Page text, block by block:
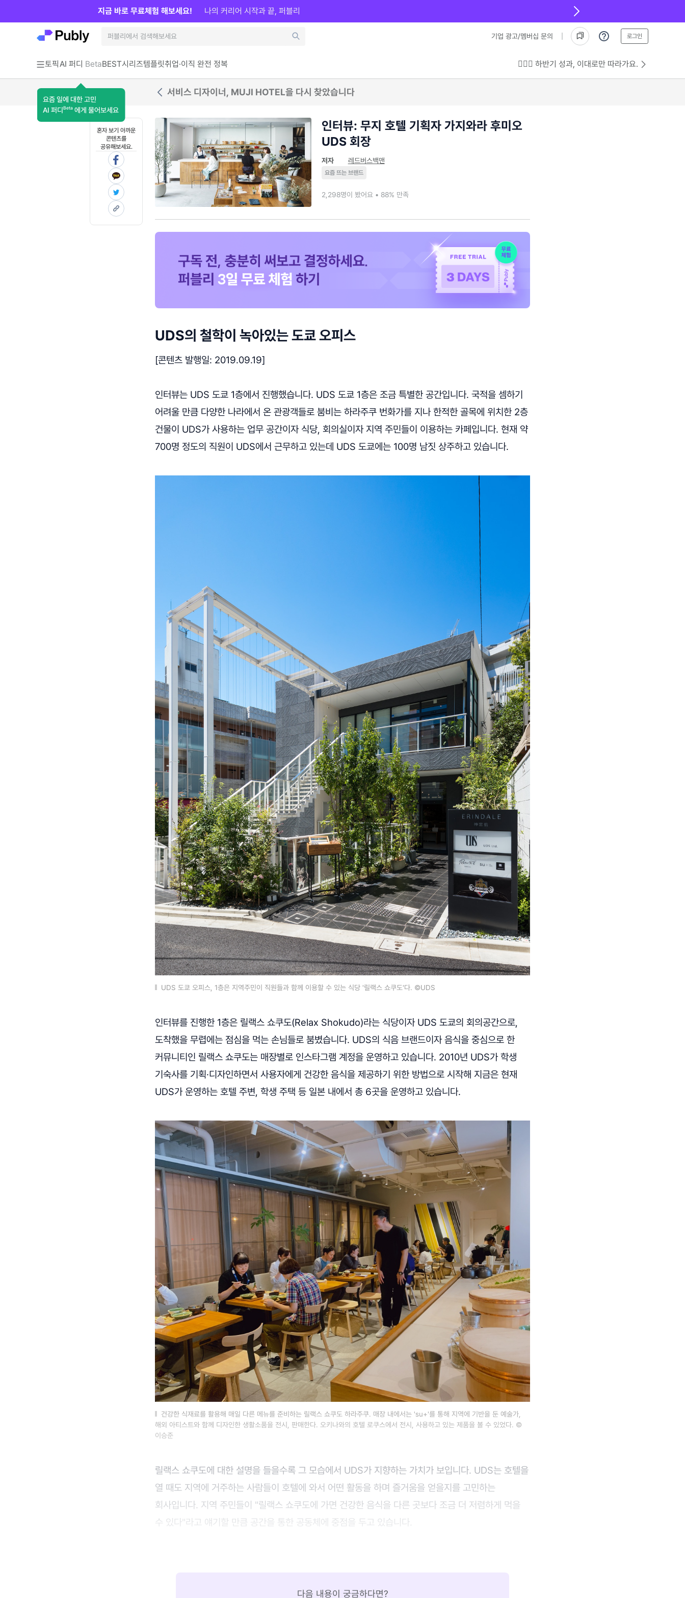
기업 광고/멤버십 문의 로그인
토픽AI 퍼디 Beta
요즘 일에 대한 고민
AI 퍼디 Beta 에게 물어보세요
BEST시리즈템플릿취업·이직 완전 정복 💁🏻‍♂️ 하반기 성과, 이대로만 따라가요.
지금 바로 무료체험 해보세요! 나의 커리어 시작과 끝, 퍼블리
서비스 디자이너, MUJI HOTEL을 다시 찾았습니다
혼자 보기 아까운
콘텐츠를
공유해보세요.
인터뷰: 무지 호텔 기획자 가지와라 후미오
UDS 회장
저자 레드버스백맨
요즘 뜨는 브랜드
2,298명이 봤어요 • 88% 만족
UDS의 철학이 녹아있는 도쿄 오피스
[콘텐츠 발행일: 2019.09.19]
인터뷰는 UDS 도쿄 1층에서 진행했습니다. UDS 도쿄 1층은 조금 특별한 공간입니다. 국적을 셈하기
어려울 만큼 다양한 나라에서 온 관광객들로 붐비는 하라주쿠 번화가를 지나 한적한 골목에 위치한 2층
건물이 UDS가 사용하는 업무 공간이자 식당, 회의실이자 지역 주민들이 이용하는 카페입니다. 현재 약
700명 정도의 직원이 UDS에서 근무하고 있는데 UDS 도쿄에는 100명 남짓 상주하고 있습니다.
UDS 도쿄 오피스, 1층은 지역주민이 직원들과 함께 이용할 수 있는 식당 '릴랙스 쇼쿠도'다. ©UDS
인터뷰를 진행한 1층은 릴랙스 쇼쿠도(Relax Shokudo)라는 식당이자 UDS 도쿄의 회의공간으로,
도착했을 무렵에는 점심을 먹는 손님들로 붐볐습니다. UDS의 식음 브랜드이자 음식을 중심으로 한
커뮤니티인 릴랙스 쇼쿠도는 매장별로 인스타그램 계정을 운영하고 있습니다. 2010년 UDS가 학생
기숙사를 기획·디자인하면서 사용자에게 건강한 음식을 제공하기 위한 방법으로 시작해 지금은 현재
UDS가 운영하는 호텔 주변, 학생 주택 등 일본 내에서 총 6곳을 운영하고 있습니다.
건강한 식재료를 활용해 매일 다른 메뉴를 준비하는 릴랙스 쇼쿠도 하라주쿠. 매장 내에서는 'su+'를 통해 지역에 기반을 둔 예술가,
해외 아티스트와 함께 디자인한 생활소품을 전시, 판매한다. 오키나와의 호텔 로쿠스에서 전시, 사용하고 있는 제품을 볼 수 있었다. ©
이승준
릴랙스 쇼쿠도에 대한 설명을 들을수록 그 모습에서 UDS가 지향하는 가치가 보입니다. UDS는 호텔을
열 때도 지역에 거주하는 사람들이 호텔에 와서 어떤 활동을 하며 즐거움을 얻을지를 고민하는
회사입니다. 지역 주민들이 "릴랙스 쇼쿠도에 가면 건강한 음식을 다른 곳보다 조금 더 저렴하게 먹을
수 있다"라고 얘기할 만큼 공간을 통한 공동체에 중점을 두고 있습니다.
다음 내용이 궁금하다면?